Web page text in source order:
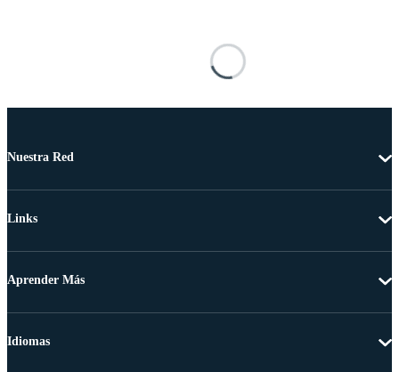
Nuestra Red
Links
Aprender Más
Idiomas